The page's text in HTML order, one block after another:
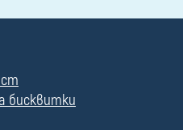
бисквитки